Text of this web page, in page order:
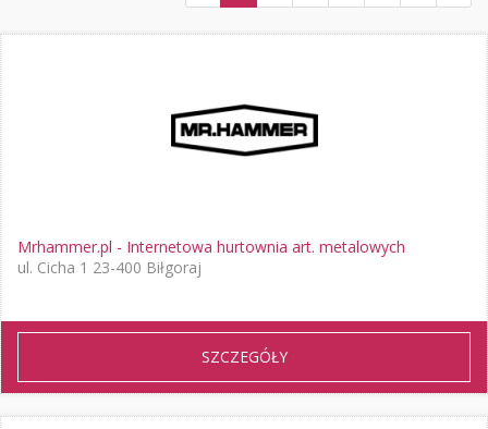
Mrhammer.pl - Internetowa hurtownia art. metalowych
ul. Cicha 1 23-400 Biłgoraj
SZCZEGÓŁY